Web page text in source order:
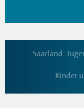
Saarland
Kinder